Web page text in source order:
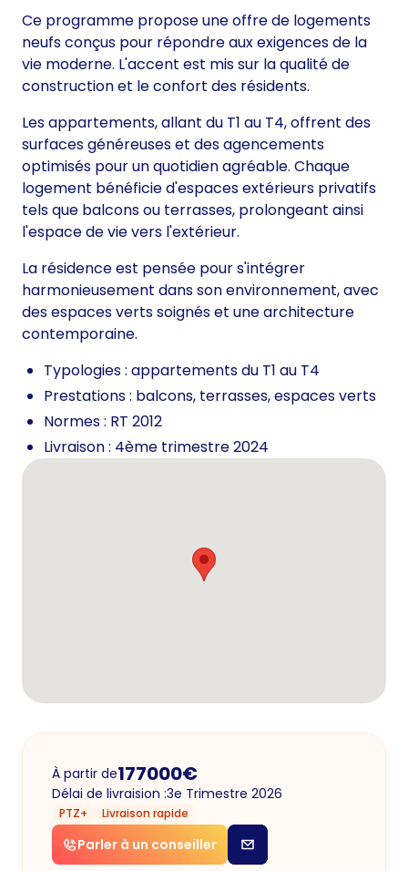
Ce programme propose une offre de logements
neufs conçus pour répondre aux exigences de la
vie moderne. L'accent est mis sur la qualité de
construction et le confort des résidents.
Les appartements, allant du T1 au T4, offrent des
surfaces généreuses et des agencements
optimisés pour un quotidien agréable. Chaque
logement bénéficie d'espaces extérieurs privatifs
tels que balcons ou terrasses, prolongeant ainsi
l'espace de vie vers l'extérieur.
La résidence est pensée pour s'intégrer
harmonieusement dans son environnement, avec
des espaces verts soignés et une architecture
contemporaine.
Typologies : appartements du T1 au T4
Prestations : balcons, terrasses, espaces verts
Normes : RT 2012
Livraison : 4ème trimestre 2024
À partir de177000€
Délai de livraision :3e Trimestre 2026
PTZ+ Livraison rapide
Parler à un conseiller